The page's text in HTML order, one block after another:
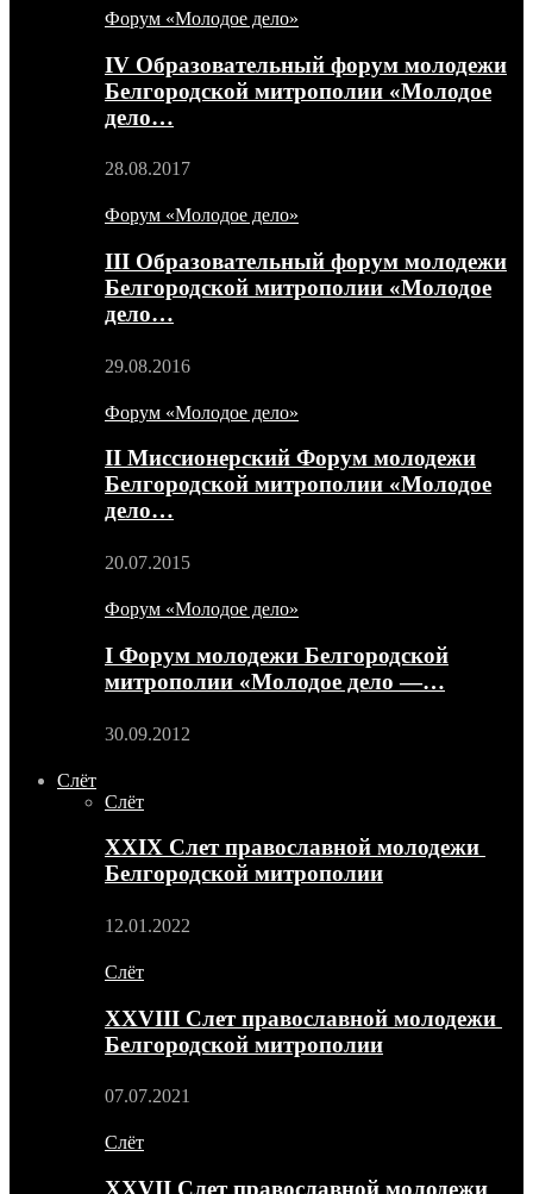
Форум «Молодое дело»
IV Образовательный форум молодежи
Белгородской митрополии «Молодое
дело…
28.08.2017
Форум «Молодое дело»
III Образовательный форум молодежи
Белгородской митрополии «Молодое
дело…
29.08.2016
Форум «Молодое дело»
II Миссионерский Форум молодежи
Белгородской митрополии «Молодое
дело…
20.07.2015
Форум «Молодое дело»
I Форум молодежи Белгородской
митрополии «Молодое дело —…
30.09.2012
Слёт
Слёт
XXIX Слет православной молодежи
Белгородской митрополии
12.01.2022
Слёт
XXVIII Слет православной молодежи
Белгородской митрополии
07.07.2021
Слёт
XXVII Слет православной молодежи